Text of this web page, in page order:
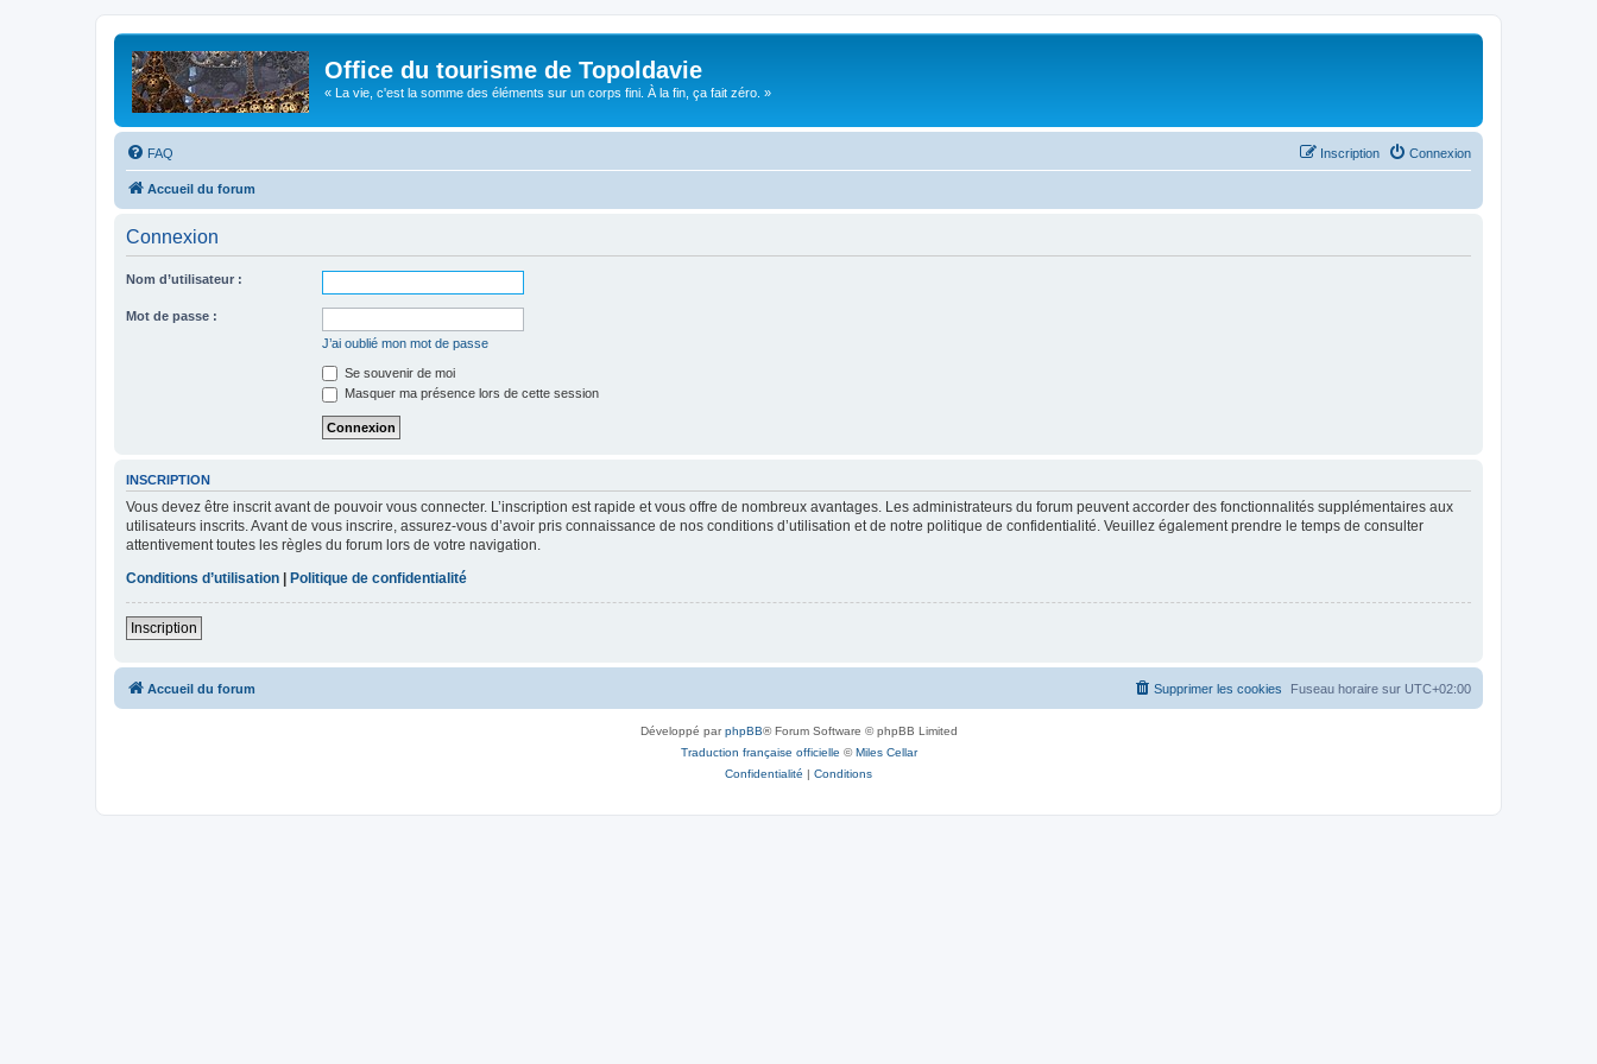
Office du tourisme de Topoldavie
« La vie, c'est la somme des éléments sur un corps fini. À la fin, ça fait zéro. »
FAQ Connexion
Inscription
Accueil du forum
Connexion
Nom d’utilisateur :
Mot de passe :
J’ai oublié mon mot de passe
Se souvenir de moi
Masquer ma présence lors de cette session
INSCRIPTION
Vous devez être inscrit avant de pouvoir vous connecter. L’inscription est rapide et vous offre de nombreux avantages. Les administrateurs du forum peuvent accorder des fonctionnalités supplémentaires aux
utilisateurs inscrits. Avant de vous inscrire, assurez-vous d’avoir pris connaissance de nos conditions d’utilisation et de notre politique de confidentialité. Veuillez également prendre le temps de consulter
attentivement toutes les règles du forum lors de votre navigation.
Conditions d’utilisation
Politique de confidentialité
Inscription
Accueil du forum Fuseau horaire sur UTC+02:00
Supprimer les cookies
Développé parphpBB® Forum Software © phpBB Limited
Traduction française officielle ©Miles Cellar
Confidentialité | Conditions